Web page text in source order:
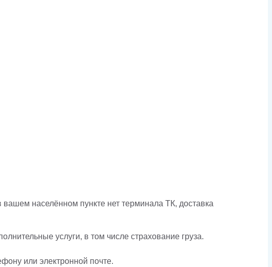
населённом пункте нет терминала ТК, доставка
услуги, в том числе страхование груза.
или электронной почте.